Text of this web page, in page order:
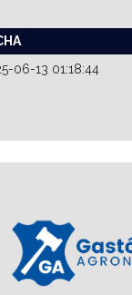
06-13 01:18:44